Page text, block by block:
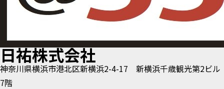
日祐株式会社
神奈川県横浜市港北区新横浜2-4-17 新横浜千歳観光第2ビル
7階